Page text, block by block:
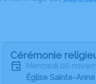
Cérémonie
mercredi 06
Église Sainte-